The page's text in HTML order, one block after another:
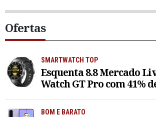
Ofertas
SMARTWATCH TOP
Esquenta 8.8 Mercado
Watch GT Pro com 41%
BOM E BARATO